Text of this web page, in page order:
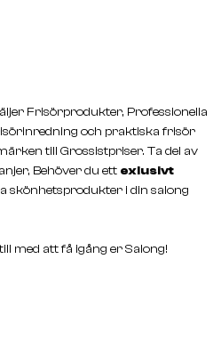
Frisörprodukter, Professionella
och praktiska frisör
till Grossistpriser. Ta del av
Behöver du ett exlusivt
skönhetsprodukter i din salong
med att få igång er Salong!